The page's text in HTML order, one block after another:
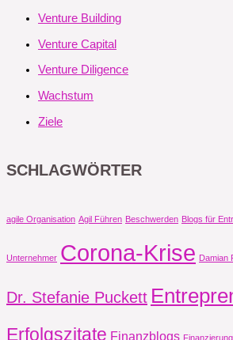
Venture Building
Venture Capital
Venture Diligence
Wachstum
Ziele
SCHLAGWÖRTER
agile Organisation Agil Führen Beschwerden Blogs für
Unternehmer Corona-Krise Damian
Dr. Stefanie Puckett
Erfolgszitate Finanzblogs Finanzierung